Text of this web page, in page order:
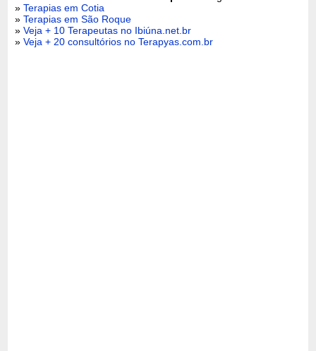
»Terapias em Cotia
»Terapias em São Roque
»Veja + 10 Terapeutas no Ibiúna.net.br
»Veja + 20 consultórios no Terapyas.com.br